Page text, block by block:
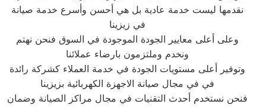
نقدمها ليست خدمة عادية بل هي أحسن وأسرع خدمة صيانة
في زيزينا
وعلى أعلى معايير الجودة الموجودة في السوق فنحن نهتم
ونخدم وملتزمون بارضاء عملائنا
وتوفير أعلى مستويات الجودة في خدمة العملاء كشركة رائدة
في في مجال صيانة الاجهزة الكهربائية بزيزينا
فنحن نستخدم أحدث التقنيات في مجال مراكز الصيانة وضمان